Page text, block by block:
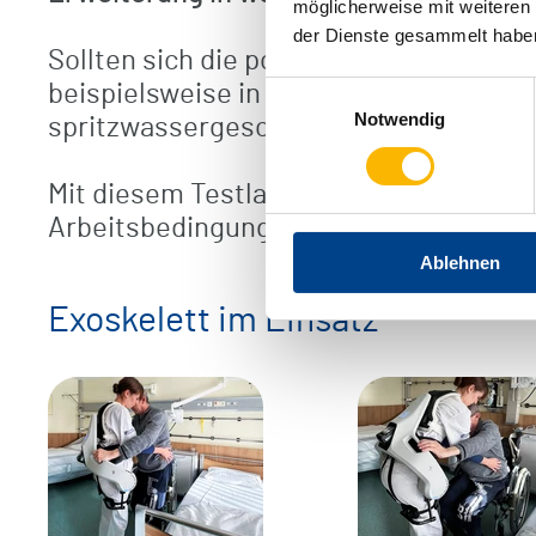
möglicherweise mit
der Dienste gesammelt
Notwendig
Ablehnen
Sollten sich die positiven Effekte
beispielsweise in der Physiotherapie,
spritzwassergeschützten und leicht
Mit diesem Testlauf setzt die m&i-
Arbeitsbedingungen in der Pflege
Exoskelett im Einsatz